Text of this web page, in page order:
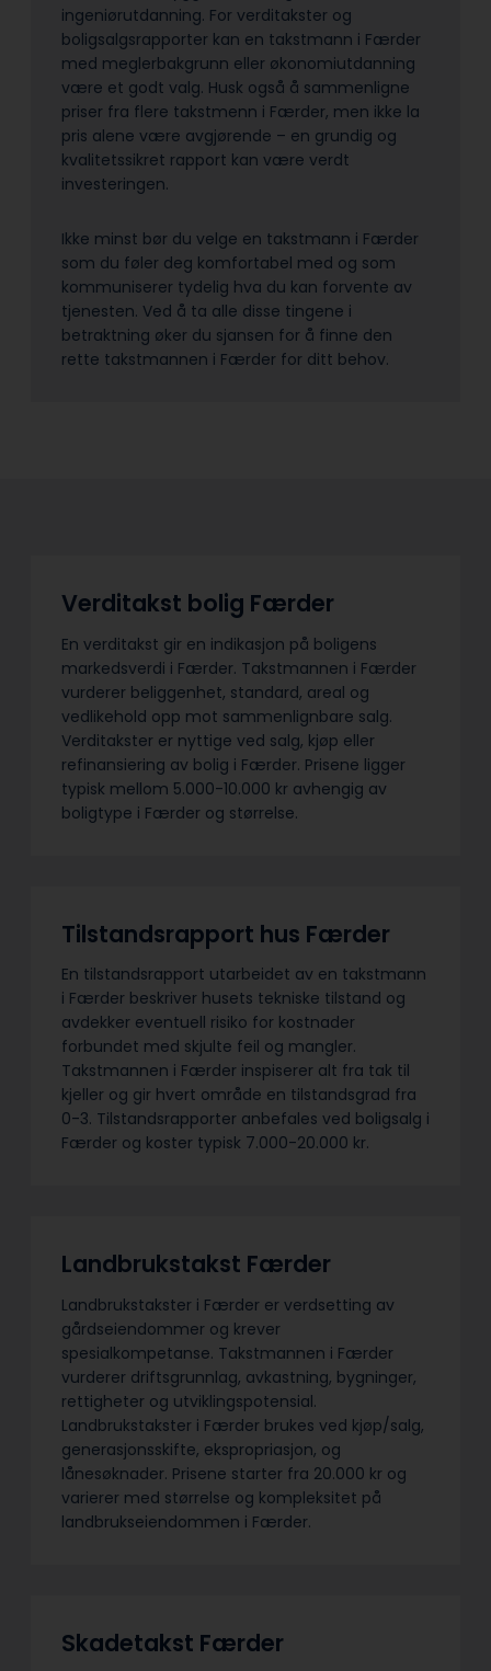
ingeniørutdanning. For verditakster og
boligsalgsrapporter kan en takstmann i Færder
med meglerbakgrunn eller økonomiutdanning
være et godt valg. Husk også å sammenligne
priser fra flere takstmenn i Færder, men ikke la
pris alene være avgjørende – en grundig og
kvalitetssikret rapport kan være verdt
investeringen.
Ikke minst bør du velge en takstmann i Færder
som du føler deg komfortabel med og som
kommuniserer tydelig hva du kan forvente av
tjenesten. Ved å ta alle disse tingene i
betraktning øker du sjansen for å finne den
rette takstmannen i Færder for ditt behov.
Verditakst bolig Færder
En verditakst gir en indikasjon på boligens
markedsverdi i Færder. Takstmannen i Færder
vurderer beliggenhet, standard, areal og
vedlikehold opp mot sammenlignbare salg.
Verditakster er nyttige ved salg, kjøp eller
refinansiering av bolig i Færder. Prisene ligger
typisk mellom 5.000-10.000 kr avhengig av
boligtype i Færder og størrelse.
Tilstandsrapport hus Færder
En tilstandsrapport utarbeidet av en takstmann
i Færder beskriver husets tekniske tilstand og
avdekker eventuell risiko for kostnader
forbundet med skjulte feil og mangler.
Takstmannen i Færder inspiserer alt fra tak til
kjeller og gir hvert område en tilstandsgrad fra
0-3. Tilstandsrapporter anbefales ved boligsalg i
Færder og koster typisk 7.000-20.000 kr.
Landbrukstakst Færder
Landbrukstakster i Færder er verdsetting av
gårdseiendommer og krever
spesialkompetanse. Takstmannen i Færder
vurderer driftsgrunnlag, avkastning, bygninger,
rettigheter og utviklingspotensial.
Landbrukstakster i Færder brukes ved kjøp/salg,
generasjonsskifte, ekspropriasjon, og
lånesøknader. Prisene starter fra 20.000 kr og
varierer med størrelse og kompleksitet på
landbrukseiendommen i Færder.
Skadetakst Færder